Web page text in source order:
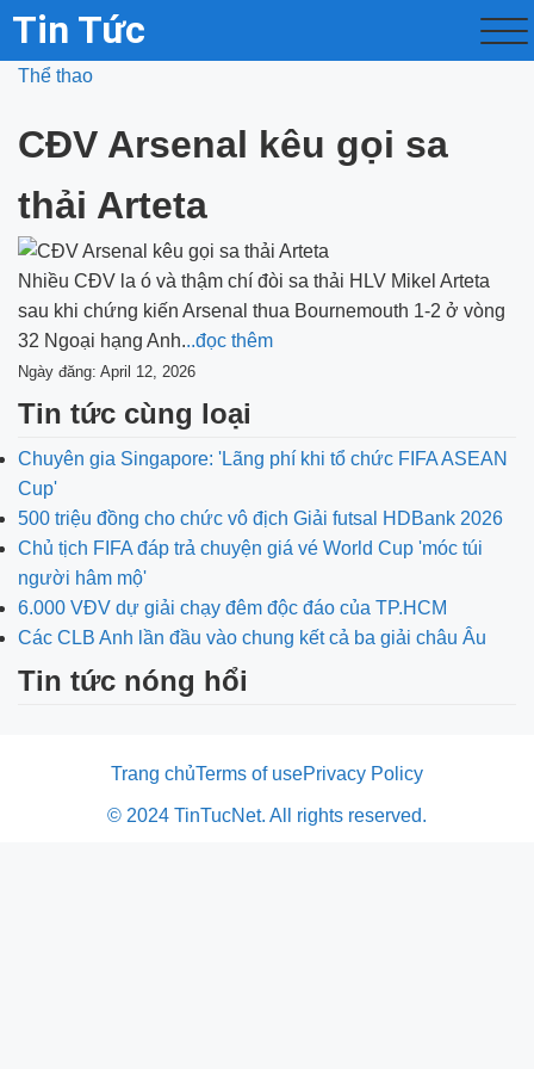
Tin Tức
Thể thao
CĐV Arsenal kêu gọi sa
thải Arteta
Nhiều CĐV la ó và thậm chí đòi sa thải HLV Mikel Arteta
sau khi chứng kiến Arsenal thua Bournemouth 1-2 ở vòng
32 Ngoại hạng Anh...đọc thêm
Ngày đăng: April 12, 2026
Tin tức cùng loại
Chuyên gia Singapore: 'Lãng phí khi tổ chức FIFA ASEAN
Cup'
500 triệu đồng cho chức vô địch Giải futsal HDBank 2026
Chủ tịch FIFA đáp trả chuyện giá vé World Cup 'móc túi
người hâm mộ'
6.000 VĐV dự giải chạy đêm độc đáo của TP.HCM
Các CLB Anh lần đầu vào chung kết cả ba giải châu Âu
Tin tức nóng hổi
Trang chủTerms of usePrivacy Policy
© 2024 TinTucNet. All rights reserved.